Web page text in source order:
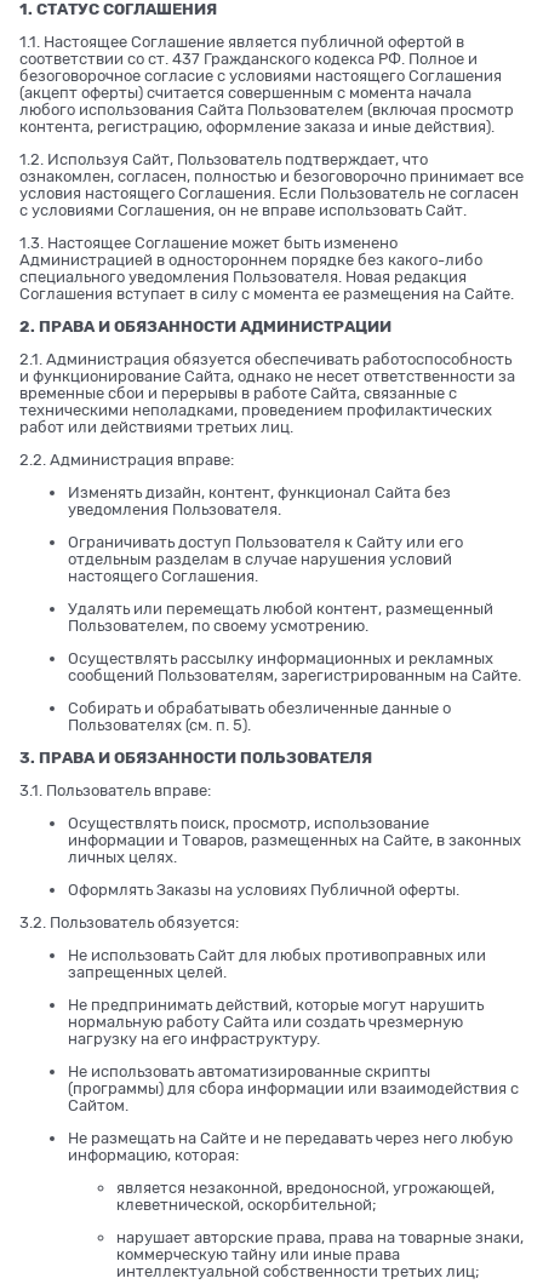
1. СТАТУС СОГЛАШЕНИЯ
1.1. Настоящее Соглашение является публичной офертой в
соответствии со ст. 437 Гражданского кодекса РФ. Полное и
безоговорочное согласие с условиями настоящего Соглашения
(акцепт оферты) считается совершенным с момента начала
любого использования Сайта Пользователем (включая просмотр
контента, регистрацию, оформление заказа и иные действия).
1.2. Используя Сайт, Пользователь подтверждает, что
ознакомлен, согласен, полностью и безоговорочно принимает все
условия настоящего Соглашения. Если Пользователь не согласен
с условиями Соглашения, он не вправе использовать Сайт.
1.3. Настоящее Соглашение может быть изменено
Администрацией в одностороннем порядке без какого-либо
специального уведомления Пользователя. Новая редакция
Соглашения вступает в силу с момента ее размещения на Сайте.
2. ПРАВА И ОБЯЗАННОСТИ АДМИНИСТРАЦИИ
2.1. Администрация обязуется обеспечивать работоспособность
и функционирование Сайта, однако не несет ответственности за
временные сбои и перерывы в работе Сайта, связанные с
техническими неполадками, проведением профилактических
работ или действиями третьих лиц.
2.2. Администрация вправе:
Изменять дизайн, контент, функционал Сайта без
уведомления Пользователя.
Ограничивать доступ Пользователя к Сайту или его
отдельным разделам в случае нарушения условий
настоящего Соглашения.
Удалять или перемещать любой контент, размещенный
Пользователем, по своему усмотрению.
Осуществлять рассылку информационных и рекламных
сообщений Пользователям, зарегистрированным на Сайте.
Собирать и обрабатывать обезличенные данные о
Пользователях (см. п. 5).
3. ПРАВА И ОБЯЗАННОСТИ ПОЛЬЗОВАТЕЛЯ
3.1. Пользователь вправе:
Осуществлять поиск, просмотр, использование
информации и Товаров, размещенных на Сайте, в законных
личных целях.
Оформлять Заказы на условиях Публичной оферты.
3.2. Пользователь обязуется:
Не использовать Сайт для любых противоправных или
запрещенных целей.
Не предпринимать действий, которые могут нарушить
нормальную работу Сайта или создать чрезмерную
нагрузку на его инфраструктуру.
Не использовать автоматизированные скрипты
(программы) для сбора информации или взаимодействия с
Сайтом.
Не размещать на Сайте и не передавать через него любую
информацию, которая:
является незаконной, вредоносной, угрожающей,
клеветнической, оскорбительной;
нарушает авторские права, права на товарные знаки,
коммерческую тайну или иные права
интеллектуальной собственности третьих лиц;